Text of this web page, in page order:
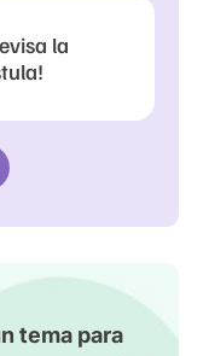
la
tema para